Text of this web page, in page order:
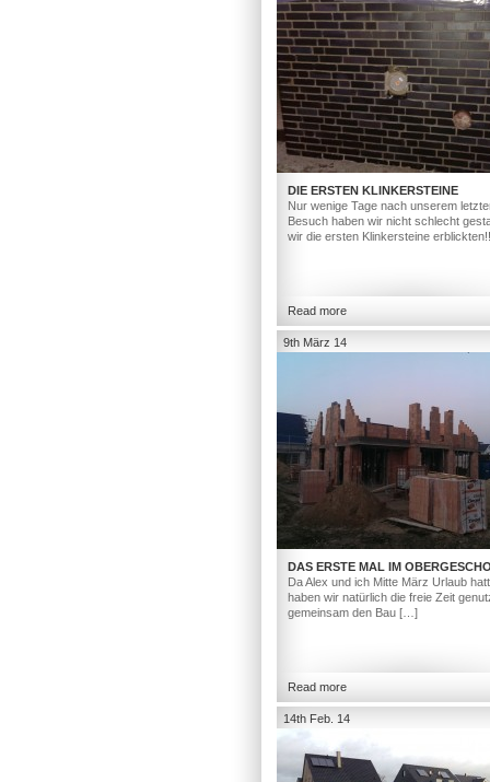
DIE ERSTEN KLINKERSTEINE
Nur wenige Tage nach unserem
Besuch haben wir nicht schlecht
wir die ersten Klinkersteine
Read more
9th März 14
DAS ERSTE MAL IM
Da Alex und ich Mitte März Urlaub
haben wir natürlich die freie Zeit
gemeinsam den Bau […]
Read more
14th Feb. 14